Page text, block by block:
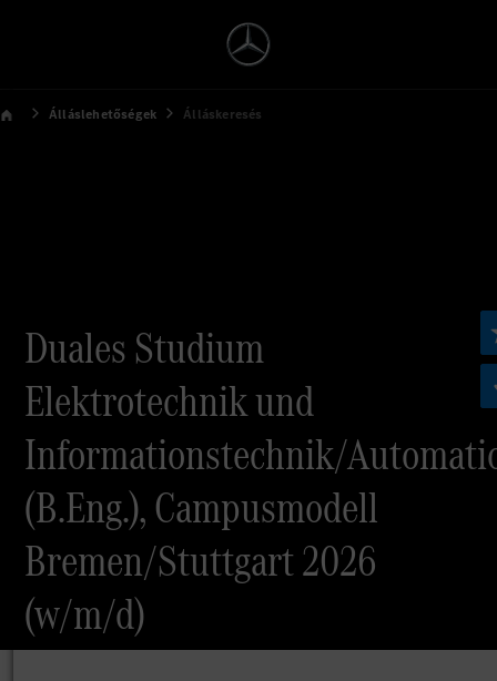
Álláslehetőségek Álláskeresés
Duales Studium
Elektrotechnik und
Informationstechnik/
(B.Eng.), Campusmodell
Bremen/Stuttgart 2026
(w/m/d)